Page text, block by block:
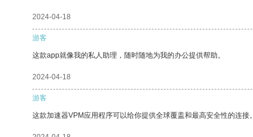
2024-04-18
游客
这款app就像我的私人助理，随时随地为我的办公提供帮助。
2024-04-18
游客
这款加速器VPM应用程序可以给你提供全球覆盖和最高安全性的连接。